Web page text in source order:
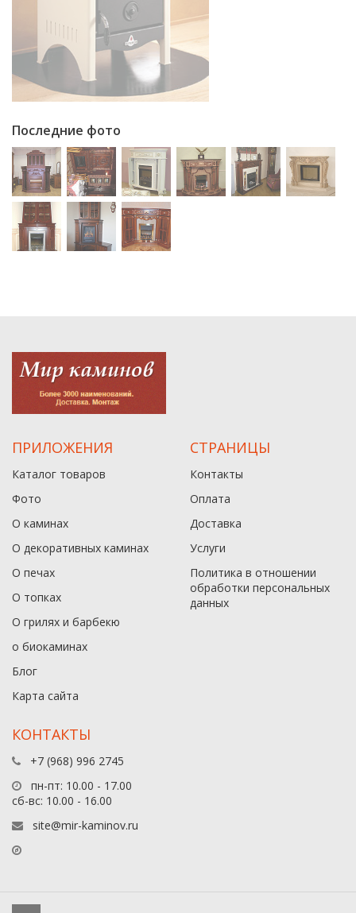
Последние фото
ПРИЛОЖЕНИЯ
Каталог товаров
Фото
О каминах
О декоративных каминах
О печах
О топках
О грилях и барбекю
о биокаминах
Блог
Карта сайта
СТРАНИЦЫ
Контакты
Оплата
Доставка
Услуги
Политика в отношении
обработки персональных
данныx
КОНТАКТЫ
+7 (968) 996 2745
пн-пт: 10.00 - 17.00
сб-вс: 10.00 - 16.00
site@mir-kaminov.ru